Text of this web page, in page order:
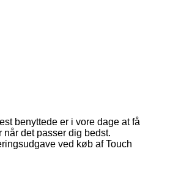
benyttede er i vore dage at få
det passer dig bedst.
ved køb af Touch